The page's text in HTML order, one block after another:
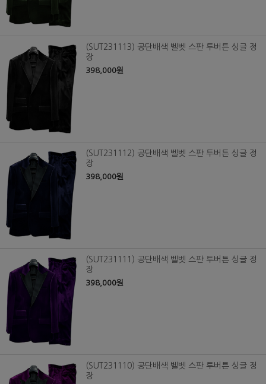
(SUT231113) 공단배색 벨벳 스판 투버튼 싱글 정
장
398,000원
(SUT231112) 공단배색 벨벳 스판 투버튼 싱글 정
장
398,000원
(SUT231111) 공단배색 벨벳 스판 투버튼 싱글 정
장
398,000원
(SUT231110) 공단배색 벨벳 스판 투버튼 싱글 정
장